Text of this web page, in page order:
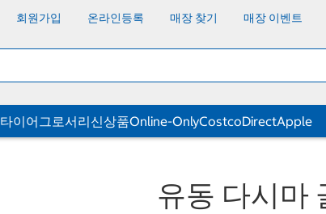
회원가입 온라인등록 매장 찾기 매장 이벤트
타이어그로서리신상품Online-OnlyCostcoDirectApple
유동 다시마